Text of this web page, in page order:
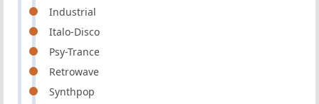
Industrial
Italo-Disco
Psy-Trance
Retrowave
Synthpop